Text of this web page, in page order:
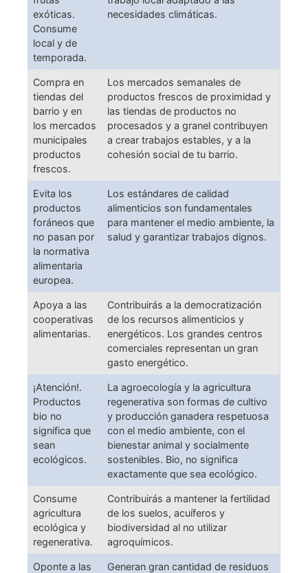
exóticas.
Consume
local y de
temporada.
necesidades climáticas.
Compra en
tiendas del
barrio y en
los mercados
municipales
productos
frescos.
Los mercados semanales de
productos frescos de proximidad y
las tiendas de productos no
procesados y a granel contribuyen
a crear trabajos estables, y a la
cohesión social de tu barrio.
Evita los
productos
foráneos que
no pasan por
la normativa
alimentaria
europea.
Los estándares de calidad
alimenticios son fundamentales
para mantener el medio ambiente, la
salud y garantizar trabajos dignos.
Apoya a las
cooperativas
alimentarias.
Contribuirás a la democratización
de los recursos alimenticios y
energéticos. Los grandes centros
comerciales representan un gran
gasto energético.
¡Atención!.
Productos
bio no
significa que
sean
ecológicos.
La agroecología y la agricultura
regenerativa son formas de cultivo
y producción ganadera respetuosa
con el medio ambiente, con el
bienestar animal y socialmente
sostenibles. Bio, no significa
exactamente que sea ecológico.
Consume
agricultura
ecológica y
regenerativa.
Contribuirás a mantener la fertilidad
de los suelos, acuíferos y
biodiversidad al no utilizar
agroquímicos.
Oponte a las
Generan gran cantidad de residuos